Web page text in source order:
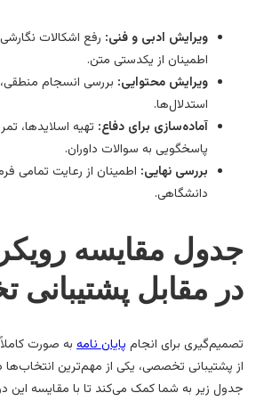
ویرایش ادبی و فنی:رفع اشکالات نگارشی،
اطمینان از یکدستی متن.
ویرایش محتوایی:بررسی انسجام منطقی،
استدلال‌ها.
آماده‌سازی برای دفاع: تهیه اسلایدها، تمرین
پاسخگویی به سوالات داوران.
بررسی نهایی:اطمینان از رعایت تمامی فرمت‌ها
دانشگاهی.
مقایسه
مقابل پشتیبانی
برای انجامپایان نامهبه صورت کاملاً
زیر به شما کمک می‌کند تا با مقایسه این دو